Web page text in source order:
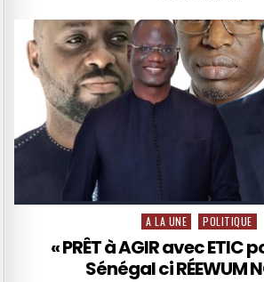
Posted
in
A LA UNE POLITIQUE
« PRÊT à AGIR avec ETIC
Sénégal ci RÉEWUM